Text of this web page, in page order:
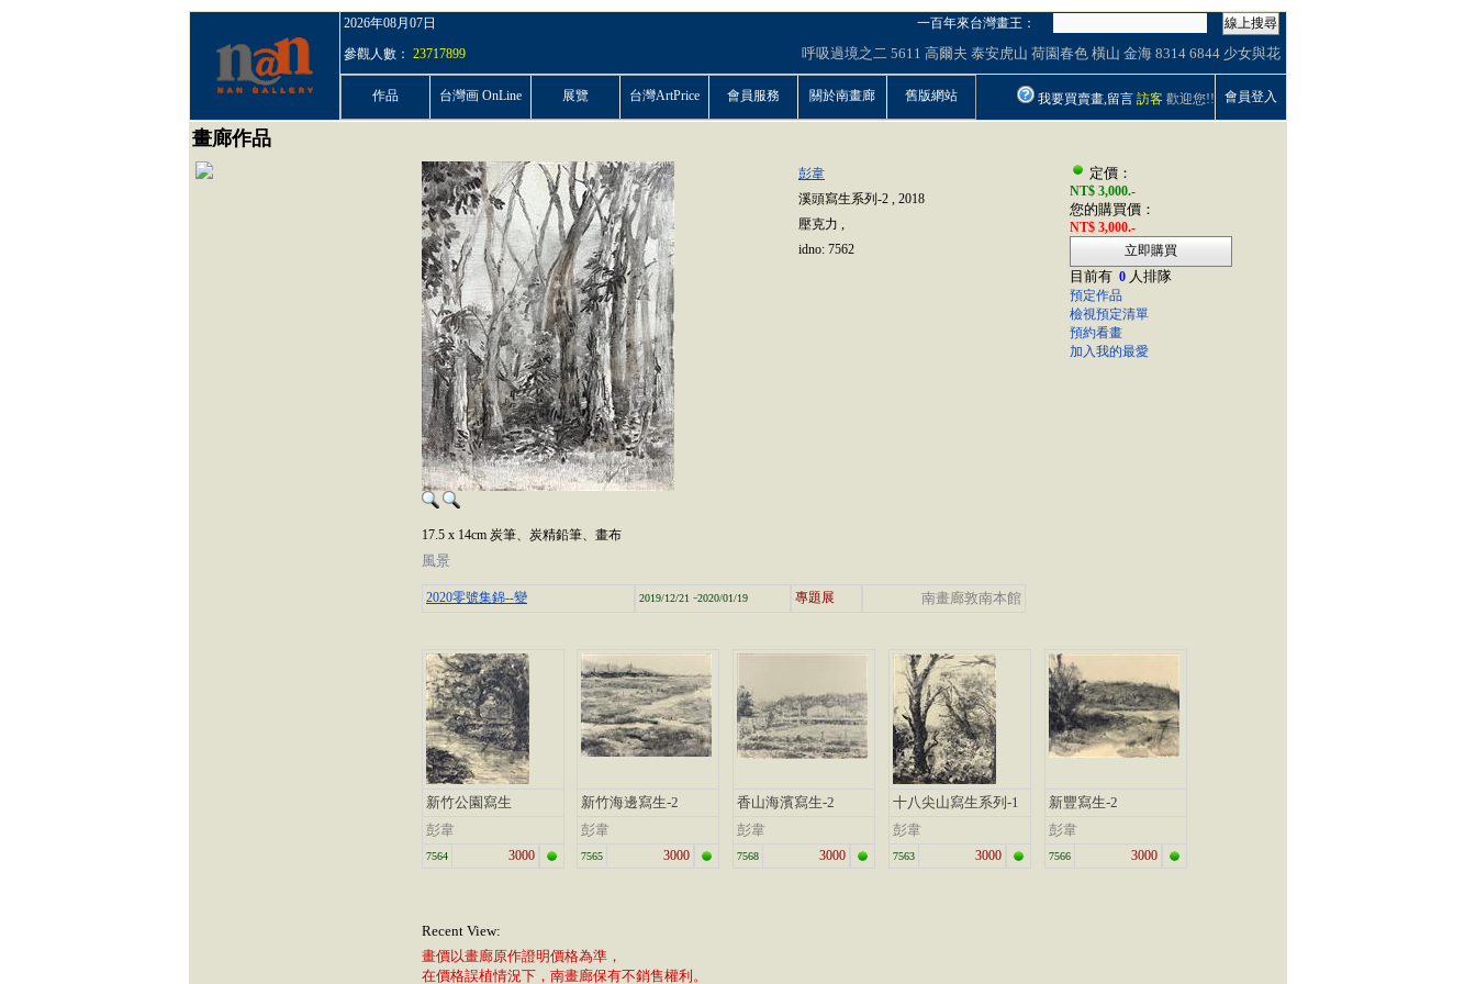
2026年08月07日 一百年來台灣畫王：
線上搜尋
參觀人數： 23717899 呼吸過境之二 5611 高爾夫 泰安虎山 荷園春色 橫山 金海 8314 6844 少女與花
作品 台灣画 OnLine 展覽 台灣ArtPrice 會員服務 關於南畫廊 舊版網站 我要買賣畫,留言 訪客 歡迎您!! 會員登入
畫廊作品
彭韋
溪頭寫生系列-2 , 2018
壓克力 ,
idno: 7562
定價：
NT$ 3,000.-
您的購買價：
NT$ 3,000.-
立即購買
目前有 0 人排隊
預定作品
檢視預定清單
預約看畫
加入我的最愛
17.5 x 14cm 炭筆、炭精鉛筆、畫布
風景
2020零號集錦--變 2019/12/21 -2020/01/19 專題展 南畫廊敦南本館
新竹公園寫生
彭韋
7564 3000
新竹海邊寫生-2
彭韋
7565 3000
香山海濱寫生-2
彭韋
7568 3000
十八尖山寫生系列-1
彭韋
7563 3000
新豐寫生-2
彭韋
7566 3000
Recent View:
畫價以畫廊原作證明價格為準，
在價格誤植情況下，南畫廊保有不銷售權利。